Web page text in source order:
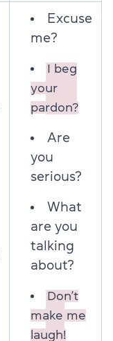
Excuse
me?
I beg
your
pardon?
Are
you
serious?
What
are you
talking
about?
Don’t
make me
laugh!